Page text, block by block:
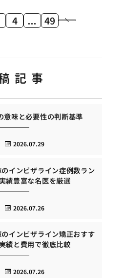
4 … 49
記事
意味と必要性の判断基準
2026.07.29
のインビザライン症例数ラン
績豊富な名医を厳選
2026.07.26
のインビザライン矯正おすす
績と費用で徹底比較
2026.07.26